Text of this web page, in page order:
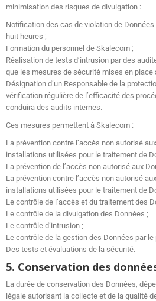
minimisation des risques de divulgation :
Notification des cas de violation de
huit heures ;
Formation du personnel de Skalecom ;
Réalisation de tests d’intrusion par des
que les mesures de sécurité mises en
Désignation d’un Responsable de la
vérification régulière de l’efficacité des
conduira des audits internes.
Ces mesures permettent à Skalecom :
La prévention contre l’accès non autorisé
installations utilisées pour le traitement de
La prévention de l’accès non autorisé aux
La prévention contre l’accès non autorisé
installations utilisées pour le traitement de
Le contrôle de l’accès et du traitement des
Le contrôle de la divulgation des Données ;
Le contrôle d’intrusion ;
Le contrôle de la gestion des Données par
Des tests et évaluations de la sécurité.
5. Conservation des
La durée de conservation des Données,
légale autorisant la collecte et de la qualité